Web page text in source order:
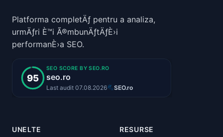
Platforma completÄƒ pentru a analiza,
urmÄƒri È™i Ã®mbunÄƒtÄƒÈ›i
performanÈ›a SEO.
UNELTE RESURSE